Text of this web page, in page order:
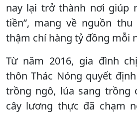
nay lại trở thành nơi giúp
tiền”, mang về nguồn
thậm chí hàng tỷ đồng mỗi
Từ năm 2016, gia đình
thôn Thác Nóng quyết
trồng ngô, lúa sang trồng
cây lương thực đã chạm